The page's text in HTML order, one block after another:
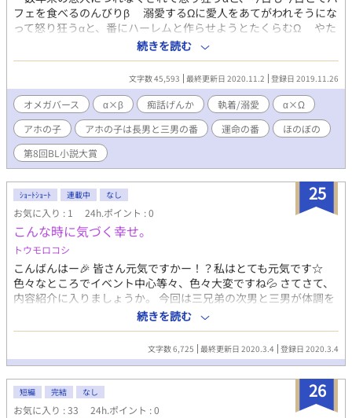
フェを食べるのんびりβ 溺愛するΩに愛人をあてがわれそうにな
って怒り狂うαと、番にハーレムと作らせようとたくらむΩ やた
らと空回る番に振り回されて怒り狂うαと、完璧を目指して空回る
天然Ω とある国に、司東家という巨大な財閥の総帥一家があ
る。そこの跡取り三兄弟は今日も今日とて最愛の恋人に振り回さ
れている様子。 「今日も今日とて」――次男編―― お互いに
べたぼれで、付き合い期間も長い二人。一緒に昼を食べようと誘
っておいたものの、真っ赤な顔のΩに捕まっている内に、つれない
恋人(β)は先に言ってしまった様子。怒ったαはその後を追いかけ
雷を落とす。 はて、この状況は何と言ったか。そう考えた友人
はポツリと零す。 「ああ、痴話げんか」 「英雄色を好む」
と仕事をするαの元に届けられたのはお見合い写真。差出人(Ω)は
虎視眈々と番のハーレム開設計画を練っている様子。怒り狂ったα
は仕事を猛烈な勢いで片付けて雷を落としに飛び出した。 あ
あ、またやらかしたのか。そう察した社員一同はポツリと零す。
「また、痴話げんか」 「拝啓、溺愛の候」――三男編――
運命の番として番契約を交わした二人。今日も大学で学業に励むα
元に届けられたのは1通の恋文。しかし、謎の使命感に憑りつかれ
た差出人(Ω)は、いい雰囲気をぶち壊す天才だった。お預けを喰ら
い続けて怒り狂ったαは、仕事終わりの番を捕まえ雷を落とす。
ああ、これが噂の。偶然居合わせた野次馬一同はポツリと零
続きを読む
文字数 45,593 最終更新日 2020.11.2 登録日 2019.11.26
オメガバース α×β 痴話げんか 執着/溺愛
α×Ω
アホの子
アホの子は長男と三男の番 運命の番
ほのぼの
第8回BL小説大賞
25
ｼｮｰﾄｼｮｰﾄ 連載中 なし
お気に入り : 1 24h.ポイント : 0
こんな時に気づく幸せ。
トウモロコシ
こんばんはー🎉 皆さん元気ですかー！？私はとても元気です☆
色々なところでイベント中心等々、色々大変ですね💦 さてさて、
内容紹介に入りましょうか。 今回は三兄弟の次男と三男が体調を
崩したお話です。次男は胃腸炎？的な。三男は寝不足からの貧血
です。嘔吐の表現は今回うすめかなと思います。 書けなかった設
定一つだけここで言わせてください。 長男の名前は「光（ひか
る）」です。次男が「ひか兄」って呼んでるのはそういう事で
幸いです🙇
続きを読む
文字数 6,725 最終更新日 2020.3.4 登録日 2020.3.4
26
短編 完結 なし
お気に入り : 33 24h.ポイント : 0